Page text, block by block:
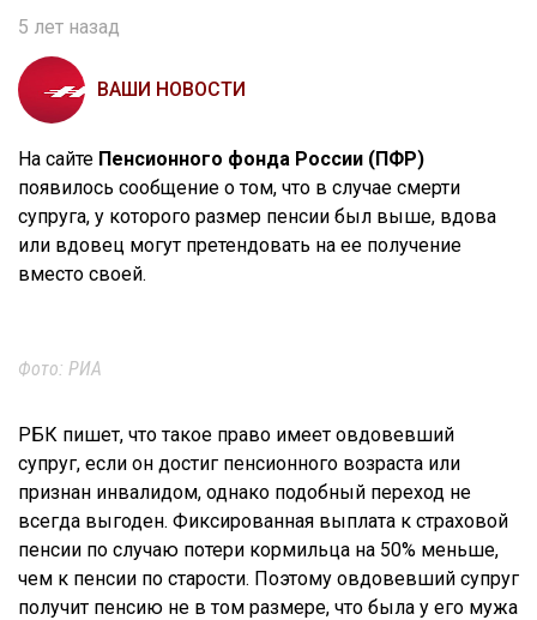
5 лет назад
ВАШИ НОВОСТИ
На сайте Пенсионного фонда России (ПФР)
появилось сообщение о том, что в случае смерти
супруга, у которого размер пенсии был выше, вдова
или вдовец могут претендовать на ее получение
вместо своей.
Фото: РИА
РБК пишет, что такое право имеет овдовевший
супруг, если он достиг пенсионного возраста или
признан инвалидом, однако подобный переход не
всегда выгоден. Фиксированная выплата к страховой
пенсии по случаю потери кормильца на 50% меньше,
чем к пенсии по старости. Поэтому овдовевший супруг
получит пенсию не в том размере, что была у его мужа